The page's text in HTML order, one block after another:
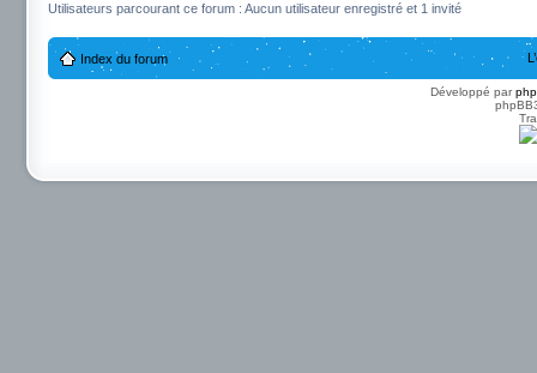
Utilisateurs parcourant ce forum : Aucun utilisateur enregistré et 1 invité
Index du forum
Développé par